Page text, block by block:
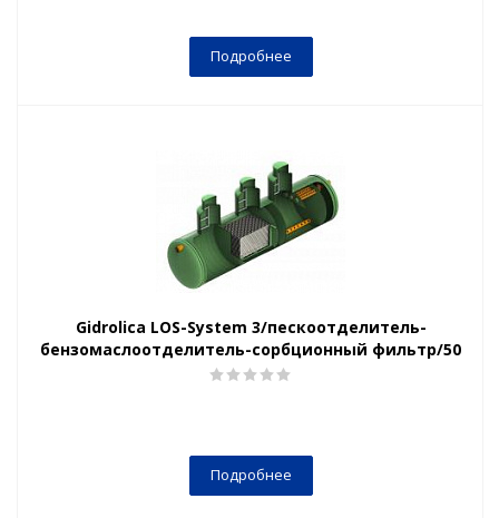
Подробнее
Gidrolica LOS-System 3/пескоотделитель-
бензомаслоотделитель-сорбционный фильтр/50
Подробнее